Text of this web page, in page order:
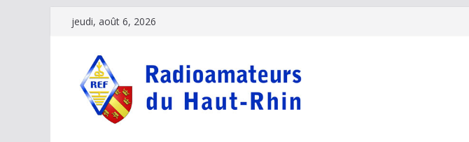
Passerjeudi, août 6, 2026